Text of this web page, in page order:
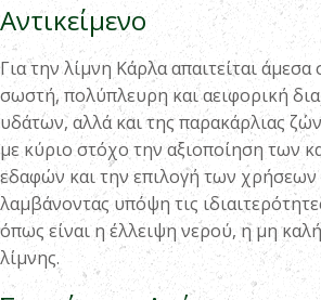
Αντικείμενο
Για την λίμνη Κάρλα απαιτείται άμεσα
σωστή, πολύπλευρη και αειφορική
υδάτων, αλλά και της παρακάρλιας
με κύριο στόχο την αξιοποίηση των
εδαφών και την επιλογή των χρήσεων
λαμβάνοντας υπόψη τις
όπως είναι η έλλειψη νερού, η μη
λίμνης.